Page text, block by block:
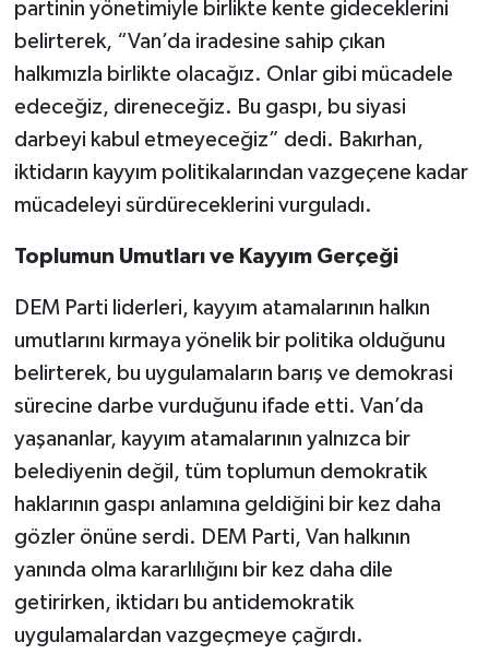
partinin yönetimiyle birlikte kente gideceklerini
belirterek, “Van’da iradesine sahip çıkan
halkımızla birlikte olacağız. Onlar gibi mücadele
edeceğiz, direneceğiz. Bu gaspı, bu siyasi
darbeyi kabul etmeyeceğiz” dedi. Bakırhan,
iktidarın kayyım politikalarından vazgeçene kadar
mücadeleyi sürdüreceklerini vurguladı.
Toplumun Umutları ve Kayyım Gerçeği
DEM Parti liderleri, kayyım atamalarının halkın
umutlarını kırmaya yönelik bir politika olduğunu
belirterek, bu uygulamaların barış ve demokrasi
sürecine darbe vurduğunu ifade etti. Van’da
yaşananlar, kayyım atamalarının yalnızca bir
belediyenin değil, tüm toplumun demokratik
haklarının gaspı anlamına geldiğini bir kez daha
gözler önüne serdi. DEM Parti, Van halkının
yanında olma kararlılığını bir kez daha dile
getirirken, iktidarı bu antidemokratik
uygulamalardan vazgeçmeye çağırdı.